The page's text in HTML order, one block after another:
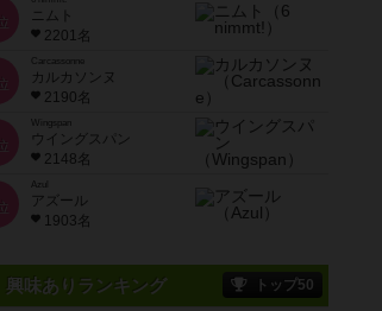
位
ニムト
2201名
位
Carcassonne
カルカソンヌ
2190名
位
Wingspan
ウイングスパン
2148名
位
Azul
アズール
1903名
興味ありランキング トップ50